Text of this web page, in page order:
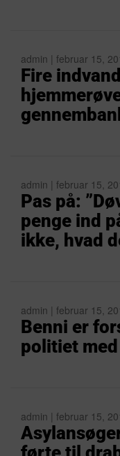
admin | februar 15,
Fire
admin | februar 15,
Pas på:
penge ind
ikke, hvad
admin | februar 15,
Benni er
politiet
admin | februar 15,